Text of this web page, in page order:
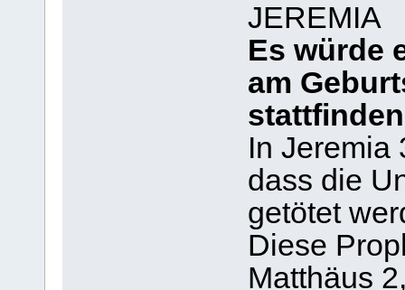
JEREMIA
Es würde
am
stattfinden
In Jeremia
dass die
getötet
Diese
Matthäus